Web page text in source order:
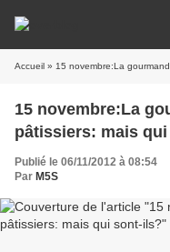
Accueil » 15 novembre:La
15 novembre:La
pâtissiers: mais
Publié le 06/11/2012 à 08:54
Par M5S